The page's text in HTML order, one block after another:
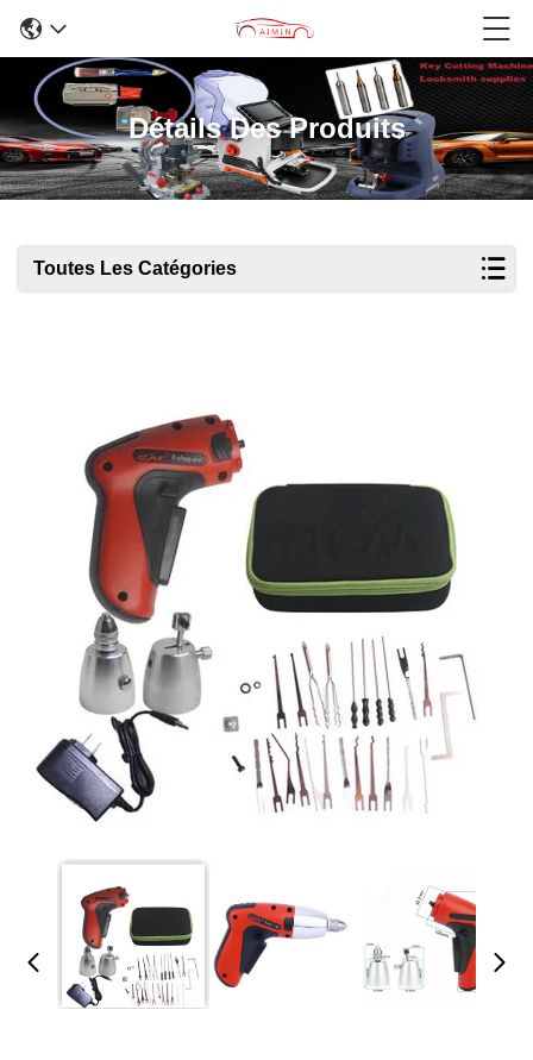
Détails Des Produits
Toutes Les Catégories